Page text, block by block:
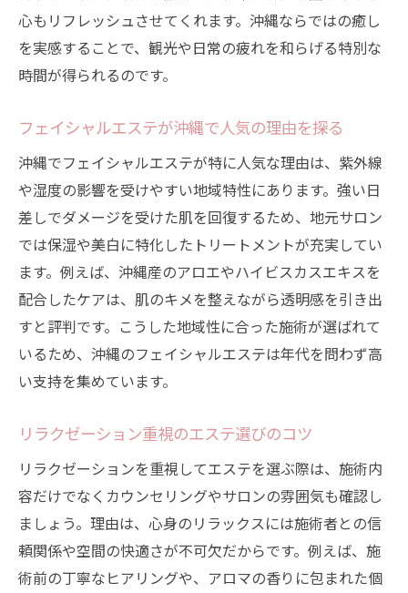
口コミで評判のエステサロンの特徴を解説
美肌維持に役立つエステ通いのベストタイ
ミング
エステのフェイシャル施術で得られる美肌
効果
沖縄ならではの素材を使ったエステの魅力
リラクゼーションも叶えるフェイシャル体
験
口コミで支持されるフェイシャルエステの
技術
エステ前後の肌変化をしっかり感じるポイ
ント
方法
リラクゼーション重視のエステ活用術
沖縄エステマッサージで心身ともにリフレ
ッシュ
エステで得られる深いリラクゼーション体
験
心もリフレッシュさせてくれます。沖縄ならではの癒し
を実感することで、観光や日常の疲れを和らげる特別な
時間が得られるのです。
フェイシャルエステが沖縄で人気の理由を探る
沖縄でフェイシャルエステが特に人気な理由は、紫外線
や湿度の影響を受けやすい地域特性にあります。強い日
差しでダメージを受けた肌を回復するため、地元サロン
では保湿や美白に特化したトリートメントが充実してい
ます。例えば、沖縄産のアロエやハイビスカスエキスを
配合したケアは、肌のキメを整えながら透明感を引き出
すと評判です。こうした地域性に合った施術が選ばれて
いるため、沖縄のフェイシャルエステは年代を問わず高
い支持を集めています。
リラクゼーション重視のエステ選びのコツ
リラクゼーションを重視してエステを選ぶ際は、施術内
容だけでなくカウンセリングやサロンの雰囲気も確認し
ましょう。理由は、心身のリラックスには施術者との信
頼関係や空間の快適さが不可欠だからです。例えば、施
術前の丁寧なヒアリングや、アロマの香りに包まれた個